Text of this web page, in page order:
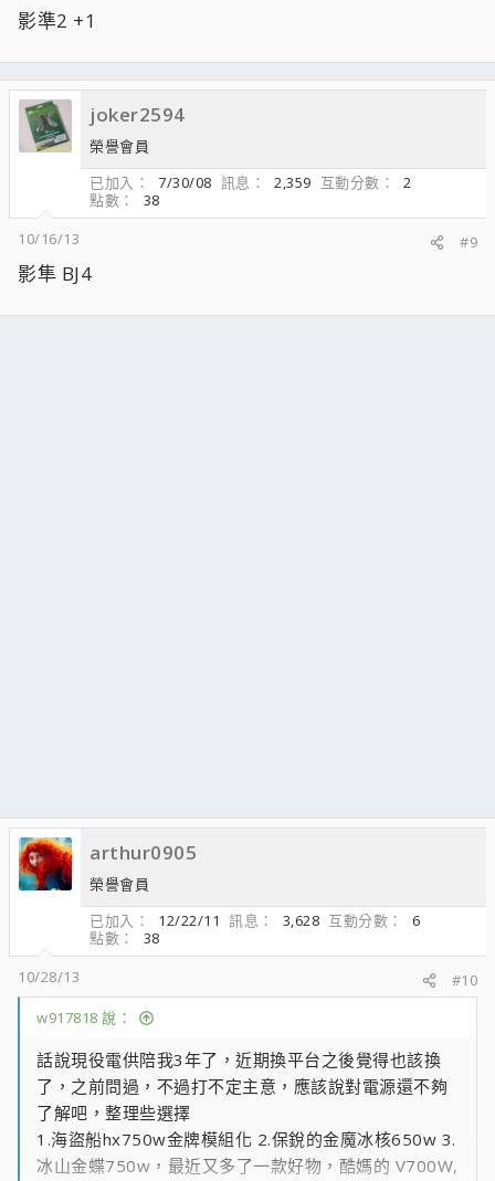
影準2 +1
joker2594
榮譽會員
已加入
7/30/08 訊息 2,359 互動分數
2
點數
38
10/16/13
#9
影隼 BJ4
arthur0905
榮譽會員
已加入
12/22/11 訊息 3,628 互動分數
6
點數
38
10/28/13
#10
w917818 說：
話說現役電供陪我3年了，近期換平台之後覺得也該換
了，之前問過，不過打不定主意，應該說對電源還不夠
了解吧，整理些選擇
1.海盜船hx750w金牌模組化 2.保銳的金魔冰核650w 3.
冰山金蝶750w，最近又多了一款好物，酷媽的 V700W,